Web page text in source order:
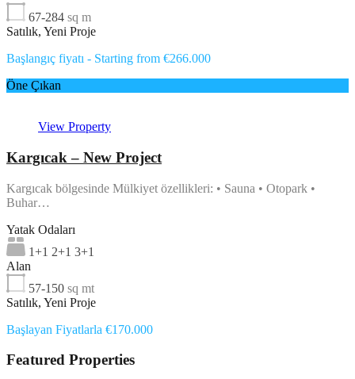
67-284 sq m
Satılık, Yeni Proje
Başlangıç fiyatı - Starting from €266.000
Öne Çıkan
View Property
Kargıcak – New Project
Kargıcak bölgesinde Mülkiyet özellikleri: • Sauna • Otopark •
Buhar…
Yatak Odaları
1+1 2+1 3+1
Alan
57-150 sq mt
Satılık, Yeni Proje
Başlayan Fiyatlarla €170.000
Featured Properties